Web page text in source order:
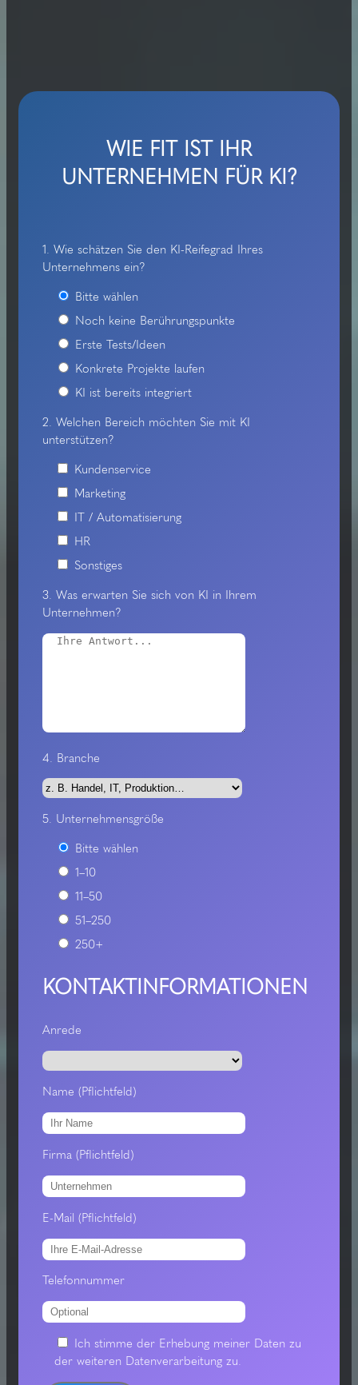
WIE FIT IST IHR
UNTERNEHMEN FÜR KI?
1. Wie schätzen Sie den KI-Reifegrad Ihres
Unternehmens ein?
Bitte wählen
Noch keine Berührungspunkte
Erste Tests/Ideen
Konkrete Projekte laufen
KI ist bereits integriert
2. Welchen Bereich möchten Sie mit KI
unterstützen?
Kundenservice
Marketing
IT / Automatisierung
HR
Sonstiges
3. Was erwarten Sie sich von KI in Ihrem
Unternehmen?
4. Branche
5. Unternehmensgröße
Bitte wählen
1–10
11–50
51–250
250+
KONTAKTINFORMATIONEN
Anrede
Name (Pflichtfeld)
Firma (Pflichtfeld)
E-Mail (Pflichtfeld)
Telefonnummer
Ich stimme der Erhebung meiner Daten zu
der weiteren Datenverarbeitung zu.